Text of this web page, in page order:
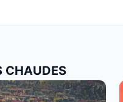
CHAUDES